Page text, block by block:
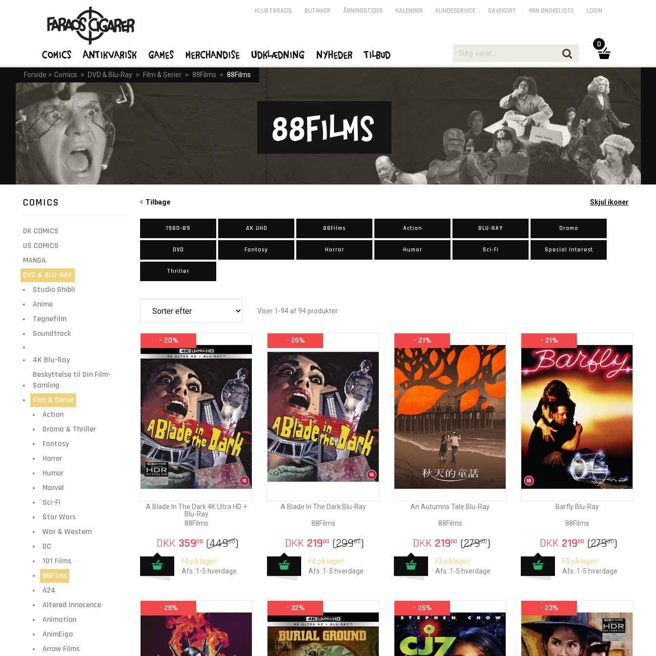
Forside > Comics > DVD & Blu-Ray > Film & Serier > 88Films > 88Films
88Films
COMICS
DK COMICS
US COMICS
MANGA
DVD & BLU-RAY
Studio Ghibli
Anime
Tegnefilm
Soundtrack
4K Blu-Ray
Beskyttelse til Din Film-
Samling
Film & Serier
Action
Drama & Thriller
Fantasy
Horror
Humor
Marvel
Sci-Fi
Star Wars
War & Western
DC
101 Films
88Films
A24
Altered Innocence
Animation
AnimEigo
Arrow Films
Skjul ikoner
Tilbage
1980-89 4K UHD 88Films Action BLU-RAY Drama
DVD Fantasy Horror Humor Sci-Fi Special Interest
Thriller
Viser 1-94 af 94 produkter
- 20%
A Blade In The Dark 4K Ultra HD +
Blu-Ray
88Films
DKK 35900 (44900)
Få på lager!
Afs.:1-5 hverdage
- 26%
A Blade In The Dark Blu-Ray
88Films
DKK 21900 (29900)
Få på lager!
Afs.:1-5 hverdage
- 21%
An Autumns Tale Blu-Ray
88Films
DKK 21900 (27900)
Få på lager!
Afs.:1-5 hverdage
- 21%
Barfly Blu-Ray
88Films
DKK 21900 (27900)
Få på lager!
Afs.:1-5 hverdage
- 28% - 32% - 26% - 23%
KLUB FARAOS BUTIKKER ÅBNINGSTIDER KALENDER KUNDESERVICE GAVEKORT MIN ØNSKELISTE LOGIN
Comics Antikvarisk Games Merchandise Udklædning Nyheder Tilbud
0